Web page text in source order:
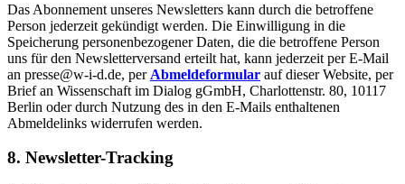
Das Abonnement unseres Newsletters kann durch die betroffene
Person jederzeit gekündigt werden. Die Einwilligung in die
Speicherung personenbezogener Daten, die die betroffene Person
uns für den Newsletterversand erteilt hat, kann jederzeit per E-Mail
an presse@w-i-d.de, per Abmeldeformular auf dieser Website, per
Brief an Wissenschaft im Dialog gGmbH, Charlottenstr. 80, 10117
Berlin oder durch Nutzung des in den E-Mails enthaltenen
Abmeldelinks widerrufen werden.
8. Newsletter-Tracking